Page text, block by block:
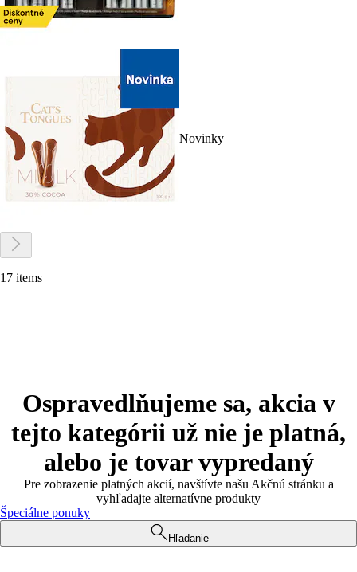
Novinky
17 items
Ospravedlňujeme sa, akcia v
tejto kategórii už nie je platná,
alebo je tovar vypredaný
Pre zobrazenie platných akcií, navštívte našu Akčnú stránku a
vyhľadajte alternatívne produkty
Špeciálne ponuky
Hľadanie